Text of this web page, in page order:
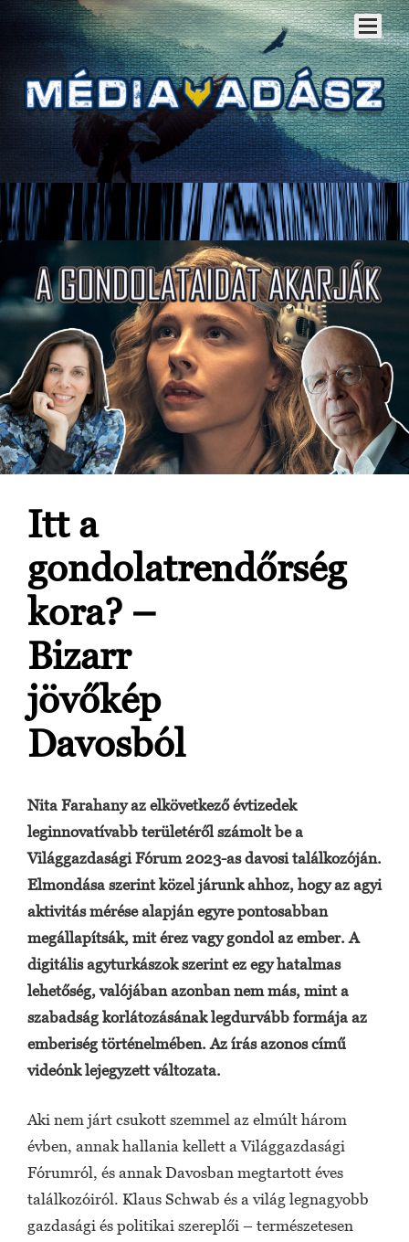
Itt a
gondolatrendőrség
kora? –
Bizarr
jövőkép
Davosból
Nita Farahany az elkövetkező évtizedek
leginnovatívabb területéről számolt be a
Világgazdasági Fórum 2023-as davosi találkozóján.
Elmondása szerint közel járunk ahhoz, hogy az agyi
aktivitás mérése alapján egyre pontosabban
megállapítsák, mit érez vagy gondol az ember. A
digitális agyturkászok szerint ez egy hatalmas
lehetőség, valójában azonban nem más, mint a
szabadság korlátozásának legdurvább formája az
emberiség történelmében. Az írás azonos című
videónk lejegyzett változata.
Aki nem járt csukott szemmel az elmúlt három
évben, annak hallania kellett a Világgazdasági
Fórumról, és annak Davosban megtartott éves
találkozóiról. Klaus Schwab és a világ legnagyobb
gazdasági és politikai szereplői – természetesen